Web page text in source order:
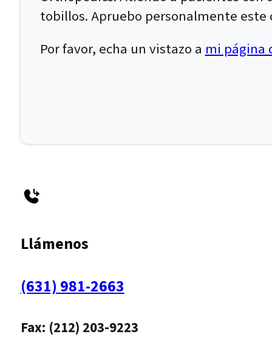
tobillos. Apruebo personalmente
Por favor, echa un vistazo a mi página
Llámenos
(631) 981-2663
Fax: (212) 203-9223